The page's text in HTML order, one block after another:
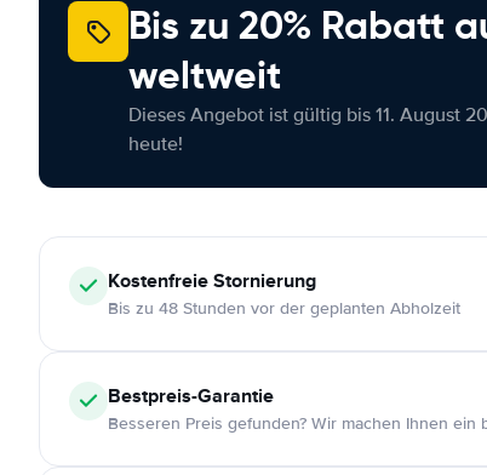
Bis zu 20% Rabatt
weltweit
Dieses Angebot ist gültig bis 11. August
heute!
KostenfreieStornierung
Bis zu 48 Stunden vor der geplanten Abholzeit
Bestpreis-Garantie
Besseren Preis gefunden? Wir machen Ihnen ein